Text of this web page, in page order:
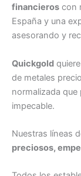
financieros con
España y una
asesorando y
Quickgold
de metales
normalizada
impecable.
Nuestras líneas
preciosos,